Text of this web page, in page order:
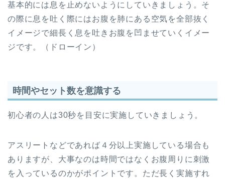
基本的には息を止めないようにしていきましょう。そ
の際に息を吐く際にはお腹を肺にある空気を全部抜く
イメージで細長く息を吐きお腹を凹ませていくイメー
ジです。（ドローイン）
時間やセット数を意識する
初心者の人は30秒を目安に実施していきましょう。
アスリートなどであれば４分以上実施している場合も
ありますが、大事なのは時間ではなくお腹周りに刺激
を入っているのかがポイントです。ただ長く実施すれ